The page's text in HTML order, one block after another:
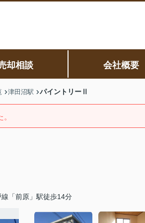
却相談 会社概要
津田沼駅 パイントリーⅡ
「前原」駅徒歩14分